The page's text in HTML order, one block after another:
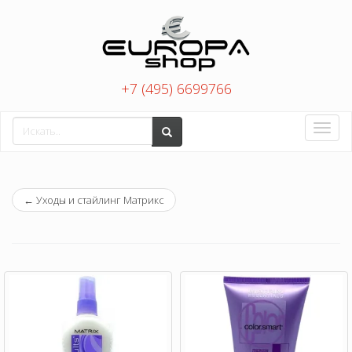
+7 (495) 6699766
Toggle
← Уходы и стайлинг Матрикс